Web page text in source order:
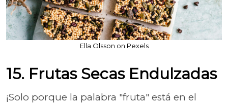
Ella Olsson on Pexels
15. Frutas Secas Endulzadas
¡Solo porque la palabra "fruta" está en el